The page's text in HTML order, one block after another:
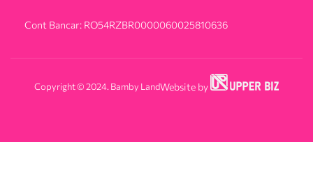
Cont Bancar: RO54RZBR0000060025810636
Copyright © 2024. Bamby LandWebsite by